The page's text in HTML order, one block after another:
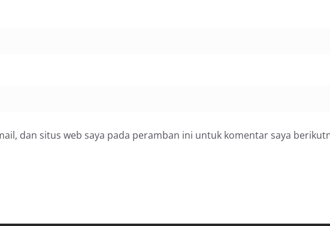
dan situs web saya pada peramban ini untuk komentar saya